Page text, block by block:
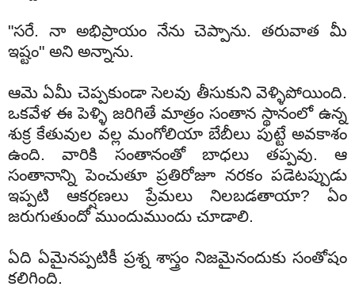
"సరే. నా అభిప్రాయం నేను చెప్పాను. తరువాత మీ
ఇష్టం" అని అన్నాను.
ఆమె ఏమీ చెప్పకుండా సెలవు తీసుకుని వెళ్ళిపోయింది.
ఒకవేళ ఈ పెళ్ళి జరిగితే మాత్రం సంతాన స్థానంలో ఉన్న
శుక్ర కేతువుల వల్ల మంగోలియా బేబీలు పుట్టే అవకాశం
ఉంది. వారికి సంతానంతో బాధలు తప్పవు. ఆ
సంతానాన్ని పెంచుతూ ప్రతిరోజూ నరకం పడెటప్పుడు
ఇప్పటి ఆకర్షణలు ప్రేమలు నిలబడతాయా? ఏం
జరుగుతుందో ముందుముందు చూడాలి.
ఏది ఏమైనప్పటికీ ప్రశ్న శాస్త్రం నిజమైనందుకు సంతోషం
కలిగింది.